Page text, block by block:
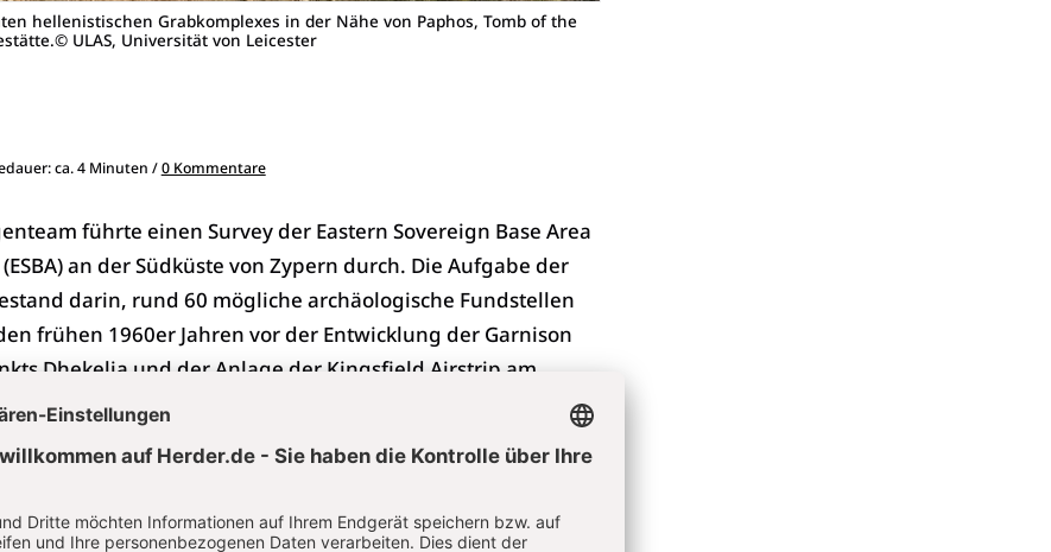
hellenistischen Grabkomplexes in der Nähe von Paphos, Tomb of the
ULAS, Universität von Leicester
ca. 4 Minuten /0 Kommentare
führte einen Survey der Eastern Sovereign Base Area
an der Südküste von Zypern durch. Die Aufgabe der
darin, rund 60 mögliche archäologische Fundstellen
frühen 1960er Jahren vor der Entwicklung der Garnison
Dhekelia und der Anlage der Kingsfield Airstrip am
erfasst worden waren.
darunter 5 historische Gebäude, ausfindig
sind einige Aufzeichnungen erhalten geblieben, vier
Beschriftungen auf einem Plan bekannt. Obwohl die